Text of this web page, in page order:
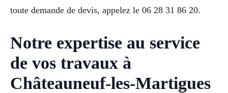
toute demande de devis, appelez le 06 28 31 86 20.
Notre expertise au service
de vos travaux à
Châteauneuf-les-Martigues